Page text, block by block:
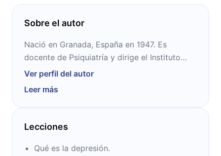
Sobre el autor
Nació en Granada, España en 1947. Es
docente de Psiquiatría y dirige el Instituto
Español de Investigaciones Psiquiátricas en la
con la presidencia de la Fundación Rojas
Estapé, dedicada al estudio de los trastornos
de la personalidad en personas con pocos
Ver perfil del autor
Leer más
Lecciones
Qué es la depresión.